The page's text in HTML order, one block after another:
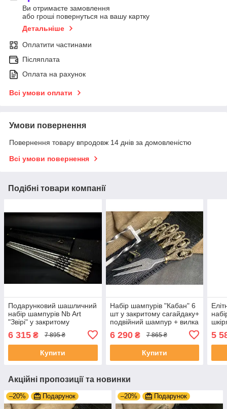
Ви отримаєте замовлення
або гроші повернуться на вашу картку
Детальніше
Оплатити частинами
Післяплата
Оплата на рахунок
Всі умови оплати
Умови повернення
Повернення товару впродовж 14 днів за домовленістю
Всі умови повернення
Подібні товари компанії
Подарунковий шашличний
набір шампурів Nb Art
"Звірі" у закритому
6 315 ₴ 7 895 ₴
Купити
Набір шампурів "Кабан" 6
шт у закритому сагайдаку+
подвійний шампур + вилка
6 290₴ 7 865 ₴
Купити
5
Акційні пропозиції та новинки
–20% Подарунок –20% Подарунок